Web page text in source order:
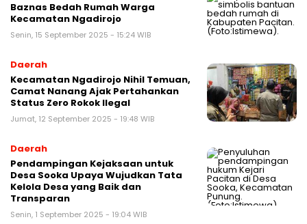
Baznas Bedah Rumah Warga
Kecamatan Ngadirojo
Senin, 15 September 2025 - 15:24 WIB
Daerah
Kecamatan Ngadirojo Nihil Temuan,
Camat Nanang Ajak Pertahankan
Status Zero Rokok Ilegal
Jumat, 12 September 2025 - 19:48 WIB
Daerah
Pendampingan Kejaksaan untuk
Desa Sooka Upaya Wujudkan Tata
Kelola Desa yang Baik dan
Transparan
Senin, 1 September 2025 - 19:04 WIB